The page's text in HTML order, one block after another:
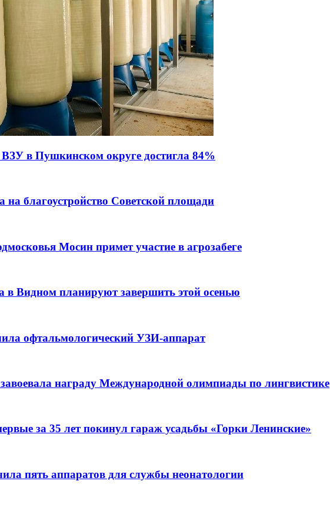
ВЗУ в Пушкинском округе достигла 84%
благоустройство Советской площади
Мосин примет участие в агрозабеге
в Видном планируют завершить этой осенью
офтальмологический УЗИ-аппарат
награду Международной олимпиады по лингвистике
за 35 лет покинул гараж усадьбы «Горки Ленинские»
пять аппаратов для службы неонатологии